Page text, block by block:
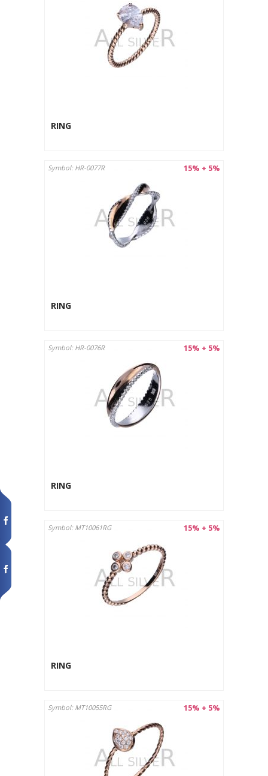
RING
15% + 5%
Symbol: HR-0077R
RING
15% + 5%
Symbol: HR-0076R
RING
15% + 5%
Symbol: MT10061RG
RING
15% + 5%
Symbol: MT10055RG